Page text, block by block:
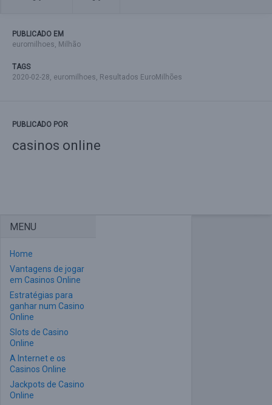
PUBLICADO EM
euromilhoes, Milhão
TAGS
2020-02-28, euromilhoes, Resultados EuroMilhões
PUBLICADO POR
casinos online
MENU
Home
Vantagens de jogar
em Casinos Online
Estratégias para
ganhar num Casino
Online
Slots de Casino
Online
A Internet e os
Casinos Online
Jackpots de Casino
Online